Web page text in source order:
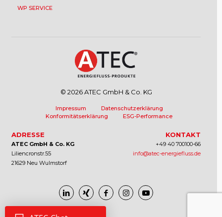
WP SERVICE
© 2026 ATEC GmbH & Co. KG
Impressum
Datenschutzerklärung
Konformitätserklärung
ESG-Performance
ADRESSE
ATEC GmbH & Co. KG
Liliencronstr.55
21629 Neu Wulmstorf
KONTAKT
+49 40 700100-66
info@atec-energiefluss.de